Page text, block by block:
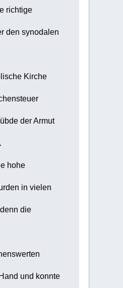
richtige
den synodalen
Kirche
der Armut
hohe
in vielen
die
und konnte